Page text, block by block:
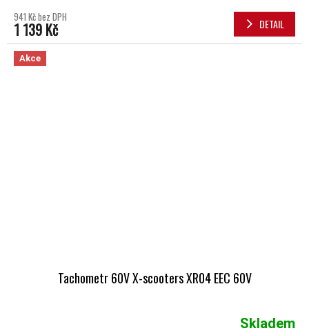
941 Kč bez DPH
1 139 Kč DETAIL
Akce
Tachometr 60V X-scooters XR04 EEC 60V
Skladem